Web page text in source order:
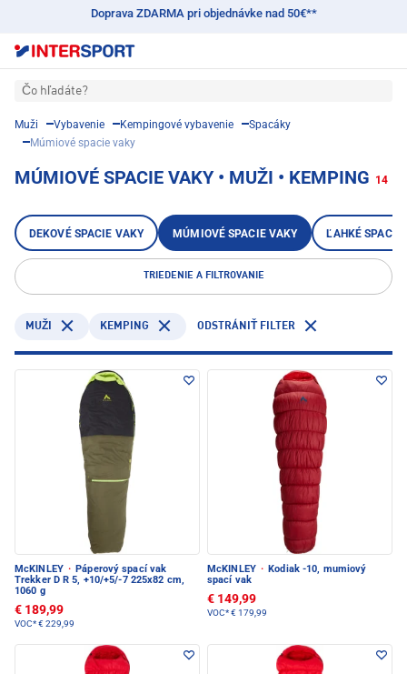
Doprava ZDARMA pri objednávke nad 50€**
Čo hľadáte?
Muži Vybavenie Kempingové vybavenie
Spacáky
Múmiové spacie vaky
MÚMIOVÉ SPACIE VAKY • MUŽI • KEMPING 14
DEKOVÉ SPACIE VAKY MÚMIOVÉ SPACIE VAKY ĽAHKÉ SPACIE
TRIEDENIE A FILTROVANIE
MUŽI KEMPING ODSTRÁNIŤ FILTER
McKINLEY · Páperový spací vak
Trekker D R 5, +10/+5/-7 225x82 cm,
1060 g
€ 189,99
VOC*€ 229,99
McKINLEY · Kodiak -10, mumiový
spací vak
€ 149,99
VOC*€ 179,99